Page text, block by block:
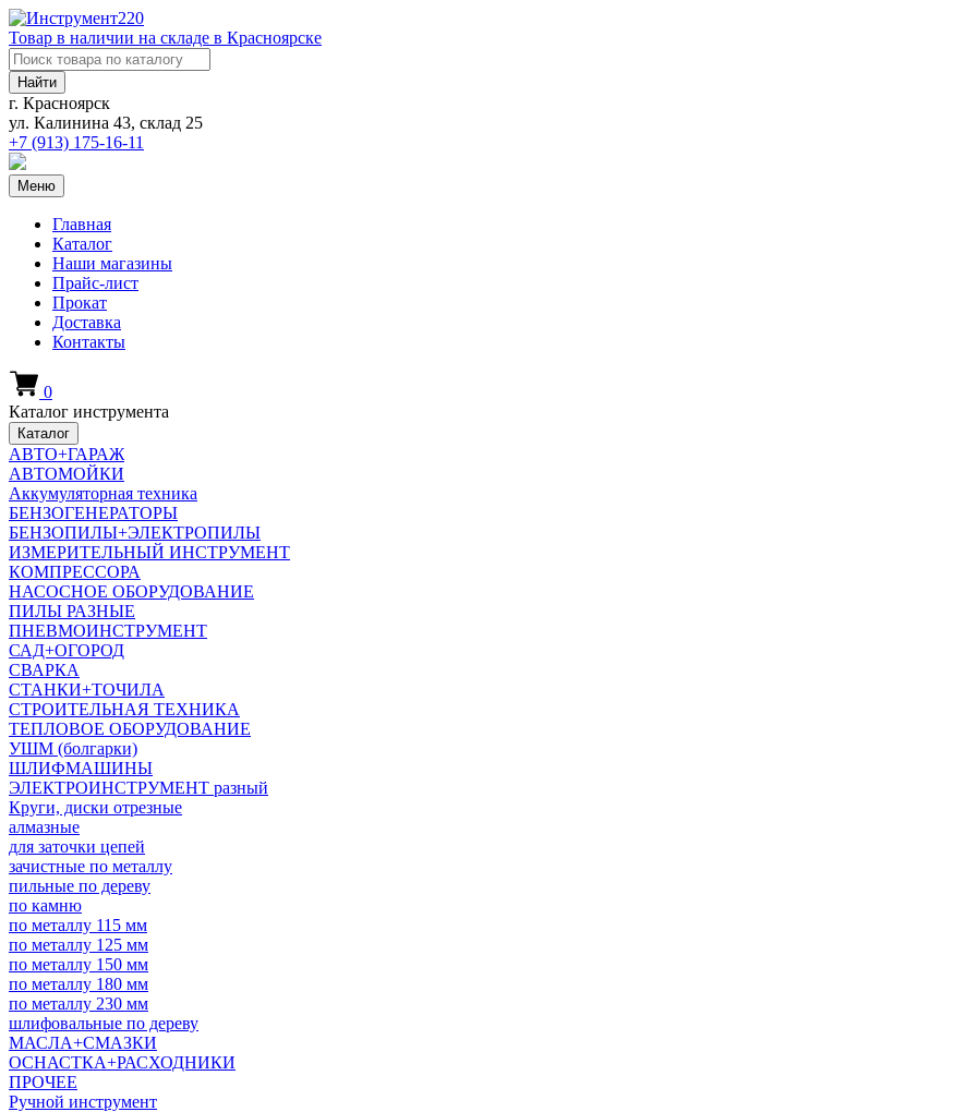
Товар в наличии на складе в Красноярске
Найти
г. Красноярск
ул. Калинина 43, склад 25
+7 (913) 175-16-11
Меню
Главная
Каталог
Наши магазины
Прайс-лист
Прокат
Доставка
Контакты
0
Каталог инструмента
Каталог
АВТО+ГАРАЖ
АВТОМОЙКИ
Аккумуляторная техника
БЕНЗОГЕНЕРАТОРЫ
БЕНЗОПИЛЫ+ЭЛЕКТРОПИЛЫ
ИЗМЕРИТЕЛЬНЫЙ ИНСТРУМЕНТ
КОМПРЕССОРА
НАСОСНОЕ ОБОРУДОВАНИЕ
ПИЛЫ РАЗНЫЕ
ПНЕВМОИНСТРУМЕНТ
САД+ОГОРОД
СВАРКА
СТАНКИ+ТОЧИЛА
СТРОИТЕЛЬНАЯ ТЕХНИКА
ТЕПЛОВОЕ ОБОРУДОВАНИЕ
УШМ (болгарки)
ШЛИФМАШИНЫ
ЭЛЕКТРОИНСТРУМЕНТ разный
Круги, диски отрезные
алмазные
для заточки цепей
зачистные по металлу
пильные по дереву
по камню
по металлу 115 мм
по металлу 125 мм
по металлу 150 мм
по металлу 180 мм
по металлу 230 мм
шлифовальные по дереву
МАСЛА+СМАЗКИ
ОСНАСТКА+РАСХОДНИКИ
ПРОЧЕЕ
Ручной инструмент